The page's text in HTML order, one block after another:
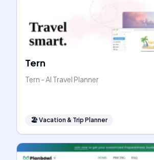
Tern
Tern - AI Travel Planner
🏖Vacation & Trip Planner